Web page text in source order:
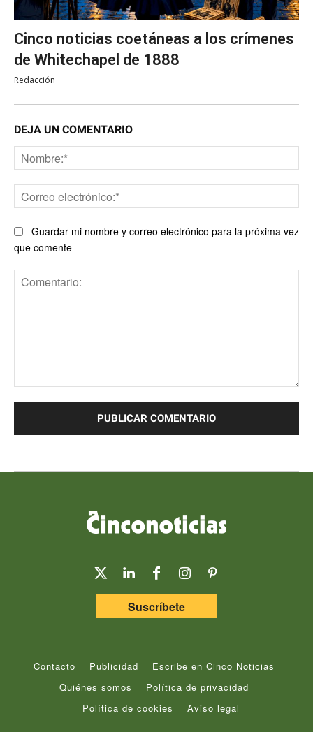
Cinco noticias coetáneas a los crímenes
de Whitechapel de 1888
Redacción
DEJA UN COMENTARIO
Guardar mi nombre y correo electrónico para la próxima vez
que comente
Suscríbete
Contacto Publicidad
Escribe en Cinco Noticias
Quiénes somos
Política de privacidad
Política de cookies
Aviso legal